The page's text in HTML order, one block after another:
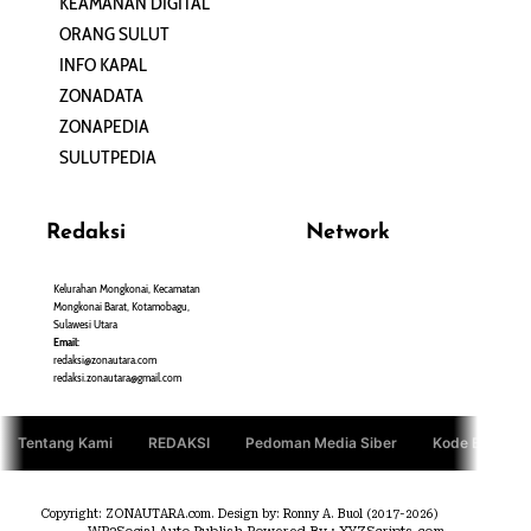
ORANG SULUT
INFO KAPAL
ZONADATA
ZONAPEDIA
SULUTPEDIA
Redaksi
Kelurahan Mongkonai, Kecamatan
Mongkonai Barat, Kotamobagu,
Sulawesi Utara
Email:
redaksi@zonautara.com
redaksi.zonautara@gmail.com
Network
Tentang Kami REDAKSI Pedoman Media Siber Kode Etik
Copyright: ZONAUTARA.com. Design by: Ronny A. Buol (2017-2026)